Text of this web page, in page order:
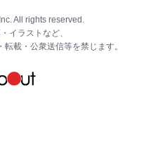
All rights reserved.
イラストなど、
載・公衆送信等を禁じます。